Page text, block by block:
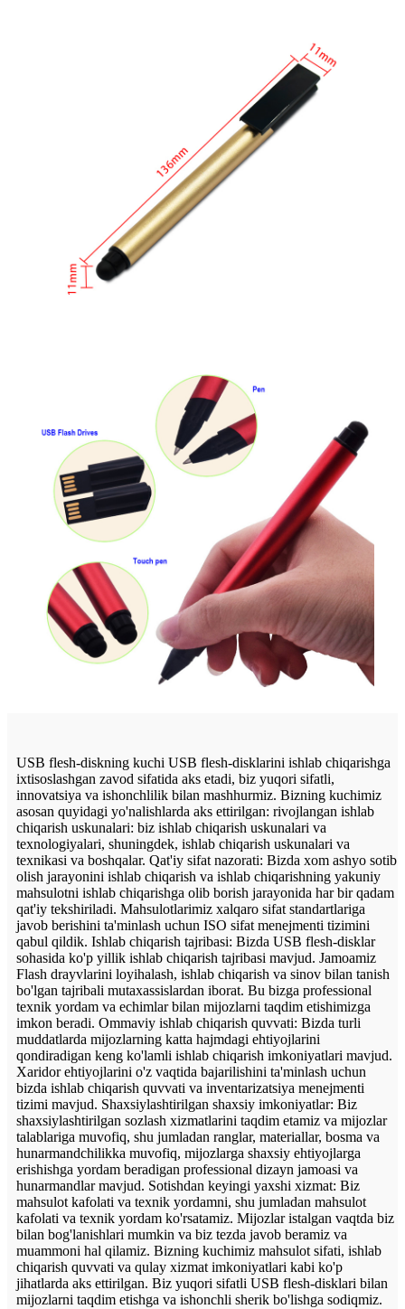
USB flesh-diskning kuchi USB flesh-disklarini ishlab chiqarishga
ixtisoslashgan zavod sifatida aks etadi, biz yuqori sifatli,
innovatsiya va ishonchlilik bilan mashhurmiz. Bizning kuchimiz
asosan quyidagi yo'nalishlarda aks ettirilgan: rivojlangan ishlab
chiqarish uskunalari: biz ishlab chiqarish uskunalari va
texnologiyalari, shuningdek, ishlab chiqarish uskunalari va
texnikasi va boshqalar. Qat'iy sifat nazorati: Bizda xom ashyo sotib
olish jarayonini ishlab chiqarish va ishlab chiqarishning yakuniy
mahsulotni ishlab chiqarishga olib borish jarayonida har bir qadam
qat'iy tekshiriladi. Mahsulotlarimiz xalqaro sifat standartlariga
javob berishini ta'minlash uchun ISO sifat menejmenti tizimini
qabul qildik. Ishlab chiqarish tajribasi: Bizda USB flesh-disklar
sohasida ko'p yillik ishlab chiqarish tajribasi mavjud. Jamoamiz
Flash drayvlarini loyihalash, ishlab chiqarish va sinov bilan tanish
bo'lgan tajribali mutaxassislardan iborat. Bu bizga professional
texnik yordam va echimlar bilan mijozlarni taqdim etishimizga
imkon beradi. Ommaviy ishlab chiqarish quvvati: Bizda turli
muddatlarda mijozlarning katta hajmdagi ehtiyojlarini
qondiradigan keng ko'lamli ishlab chiqarish imkoniyatlari mavjud.
Xaridor ehtiyojlarini o'z vaqtida bajarilishini ta'minlash uchun
bizda ishlab chiqarish quvvati va inventarizatsiya menejmenti
tizimi mavjud. Shaxsiylashtirilgan shaxsiy imkoniyatlar: Biz
shaxsiylashtirilgan sozlash xizmatlarini taqdim etamiz va mijozlar
talablariga muvofiq, shu jumladan ranglar, materiallar, bosma va
hunarmandchilikka muvofiq, mijozlarga shaxsiy ehtiyojlarga
erishishga yordam beradigan professional dizayn jamoasi va
hunarmandlar mavjud. Sotishdan keyingi yaxshi xizmat: Biz
mahsulot kafolati va texnik yordamni, shu jumladan mahsulot
kafolati va texnik yordam ko'rsatamiz. Mijozlar istalgan vaqtda biz
bilan bog'lanishlari mumkin va biz tezda javob beramiz va
muammoni hal qilamiz. Bizning kuchimiz mahsulot sifati, ishlab
chiqarish quvvati va qulay xizmat imkoniyatlari kabi ko'p
jihatlarda aks ettirilgan. Biz yuqori sifatli USB flesh-disklari bilan
mijozlarni taqdim etishga va ishonchli sherik bo'lishga sodiqmiz.